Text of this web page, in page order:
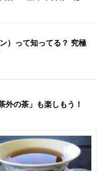
亳（白い毛）のある
茶との代表格として
本茶とは異なった独
の雲南毛峰も、形態
ありませんね。
やらその[シ眞」緑の
いかという気がしま
品種を特定するのは
りが口の中に広がり
、毛峰と言う名の通
）って知ってる？ 究極
外の茶」も楽しもう！